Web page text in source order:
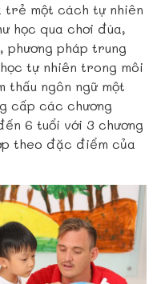
trẻ một cách tự nhiên
học qua chơi đùa,
phương pháp trung
tự nhiên trong môi
ngôn ngữ một
cấp các chương
6 tuổi với 3 chương
theo đặc điểm của